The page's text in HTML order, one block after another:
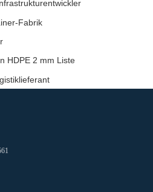
Fabrik
HDPE 2 mm Liste